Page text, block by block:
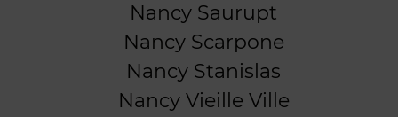
Nancy Saurupt
Nancy Scarpone
Nancy Stanislas
Nancy Vieille Ville